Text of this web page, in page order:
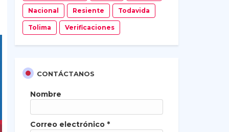
Nacional Resiente Todavida
Tolima Verificaciones
CONTÁCTANOS
Nombre
Correo electrónico *